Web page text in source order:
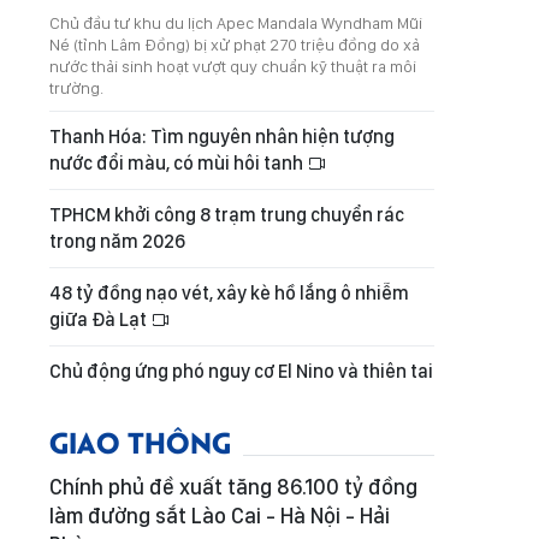
Chủ đầu tư khu du lịch Apec Mandala Wyndham Mũi
Né (tỉnh Lâm Đồng) bị xử phạt 270 triệu đồng do xả
nước thải sinh hoạt vượt quy chuẩn kỹ thuật ra môi
trường.
Thanh Hóa: Tìm nguyên nhân hiện tượng
nước đổi màu, có mùi hôi tanh
TPHCM khởi công 8 trạm trung chuyển rác
trong năm 2026
48 tỷ đồng nạo vét, xây kè hồ lắng ô nhiễm
giữa Đà Lạt
Chủ động ứng phó nguy cơ El Nino và thiên tai
GIAO THÔNG
Chính phủ đề xuất tăng 86.100 tỷ đồng
làm đường sắt Lào Cai - Hà Nội - Hải